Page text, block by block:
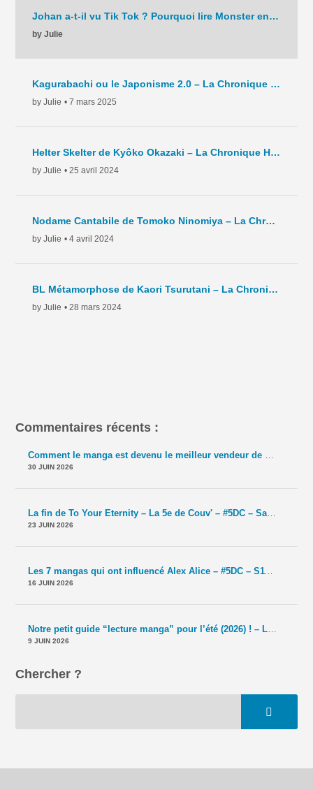
Johan a-t-il vu Tik Tok ? Pourquoi lire Monster en 2025 ? – La Chronique – C9 – 2025
by Julie
Kagurabachi ou le Japonisme 2.0 – La Chronique Hebdo – C8 – 2025
by Julie • 7 mars 2025
Helter Skelter de Kyôko Okazaki – La Chronique Hebdo – C7 – 2024
by Julie • 25 avril 2024
Nodame Cantabile de Tomoko Ninomiya – La Chronique Hebdo – C6 – 2024
by Julie • 4 avril 2024
BL Métamorphose de Kaori Tsurutani – La Chronique Hebdo – C5- 2024
by Julie • 28 mars 2024
Commentaires récents :
Comment le manga est devenu le meilleur vendeur de TCG ? – La 5e de Couv' – #5DC – Saison 11 épisode 42
30 JUIN 2026
La fin de To Your Eternity – La 5e de Couv' – #5DC – Saison 11 épisode 41
23 JUIN 2026
Les 7 mangas qui ont influencé Alex Alice – #5DC – S11E40
16 JUIN 2026
Notre petit guide “lecture manga” pour l’été (2026) ! – La 5e de Couv' – #5DC – Saison 11 épisode 39
9 JUIN 2026
Chercher ?